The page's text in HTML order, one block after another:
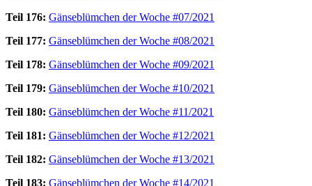
Teil 176: Gänseblümchen der Woche #07/2021
Teil 177: Gänseblümchen der Woche #08/2021
Teil 178: Gänseblümchen der Woche #09/2021
Teil 179: Gänseblümchen der Woche #10/2021
Teil 180: Gänseblümchen der Woche #11/2021
Teil 181: Gänseblümchen der Woche #12/2021
Teil 182: Gänseblümchen der Woche #13/2021
Teil 183: Gänseblümchen der Woche #14/2021